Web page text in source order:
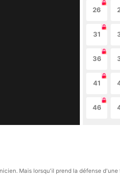
26
31
36
41
46
Mais lorsqu'il prend la défense